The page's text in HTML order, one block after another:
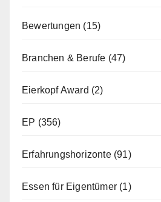
Bewertungen (15)
Branchen & Berufe (47)
Eierkopf Award (2)
EP (356)
Erfahrungshorizonte(91)
Essen für Eigentümer (1)